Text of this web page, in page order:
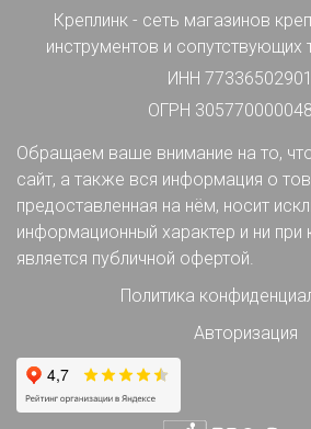
Креплинк - сеть магазинов
инструментов и сопутствующих
ИНН
ОГРН
Обращаем ваше внимание на то,
сайт, а также вся информация о
предоставленная на нём, носит
информационный характер и ни при
является публичной офертой.
Политика
Авторизация